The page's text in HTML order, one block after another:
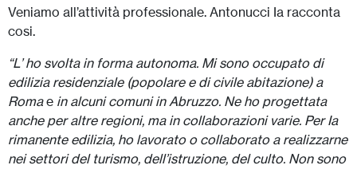
Veniamo all’attività professionale. Antonucci Ia racconta
cosi.
“L’ ho svolta in forma autonoma. Mi sono occupato di
edilizia residenziale (popolare e di civile abitazione) a
Romae in alcuni comuni in Abruzzo. Ne ho progettata
anche per altre regioni, ma in collaborazioni varie. Per Ia
rimanente edilizia, ho lavorato o collaborato a realizzarne
nei settori del turismo, dell’istruzione, del culto. Non sono